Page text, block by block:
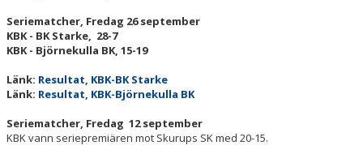
Seriematcher, Fredag 26 september
KBK - BK Starke, 28-7
KBK - Björnekulla BK, 15-19
Länk: Resultat, KBK-BK Starke
Länk: Resultat, KBK-Björnekulla BK
Seriematcher, Fredag 12 september
KBK vann seriepremiären mot Skurups SK med 20-15.